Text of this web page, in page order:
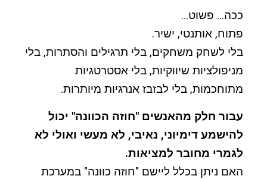
ככה… פשוט…
פתוח, אותנטי, ישיר.
בלי לשחק משחקים, בלי תרגילים והסתרות, בלי
מניפולציות שיווקיות, בלי אסטרטגיות
מתוחכמות, בלי לבזבז אנרגיות מיותרות.
עבור חלק מהאנשים "חוזה הכוונה" יכול
להישמע דימיוני, נאיבי, לא מעשי ואולי לא
לגמרי מחובר למציאות.
האם ניתן בכלל ליישם "חוזה כוונה" במערכת